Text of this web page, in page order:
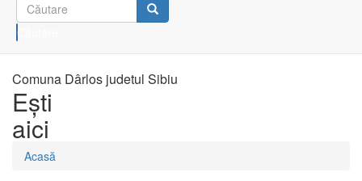
Căutare
Comuna Dârlos judetul Sibiu
Eşti
aici
Acasă